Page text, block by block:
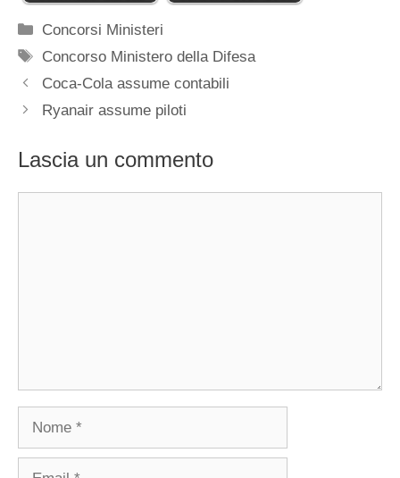
Categorie
Concorsi Ministeri
Tag
Concorso Ministero della Difesa
Coca-Cola assume contabili
Ryanair assume piloti
Lascia un commento
Nome
Email